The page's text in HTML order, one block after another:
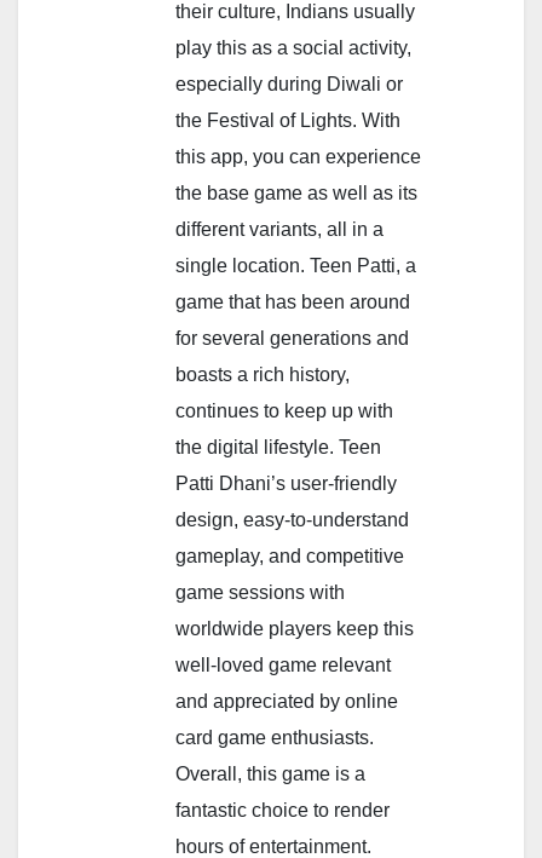
their culture, Indians usually
play this as a social activity,
especially during Diwali or
the Festival of Lights. With
this app, you can experience
the base game as well as its
different variants, all in a
single location. Teen Patti, a
game that has been around
for several generations and
boasts a rich history,
continues to keep up with
the digital lifestyle. Teen
Patti Dhani’s user-friendly
design, easy-to-understand
gameplay, and competitive
game sessions with
worldwide players keep this
well-loved game relevant
and appreciated by online
card game enthusiasts.
Overall, this game is a
fantastic choice to render
hours of entertainment.